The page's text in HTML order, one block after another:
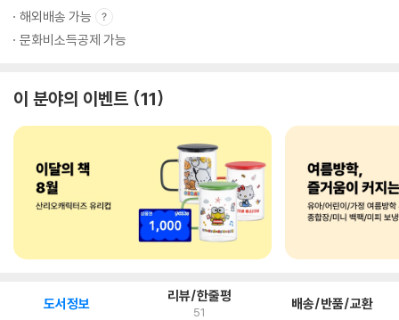
해외배송 가능
문화비소득공제 가능
이 분야의 이벤트 11
도서정보 리뷰/한줄평
51 배송/반품/교환